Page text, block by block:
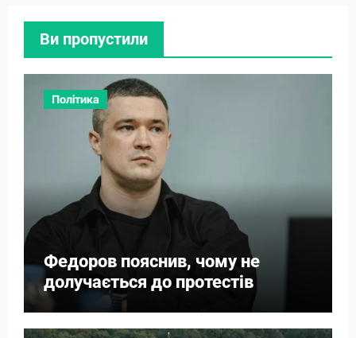
Ви пропустили
Політика
Федоров пояснив, чому не
долучається до протестів